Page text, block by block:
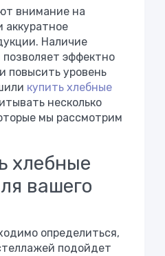
внимание на
аккуратное
Наличие
эффектно
повысить уровень
купить хлебные
несколько
мы рассмотрим
хлебные
вашего
определиться,
подойдет